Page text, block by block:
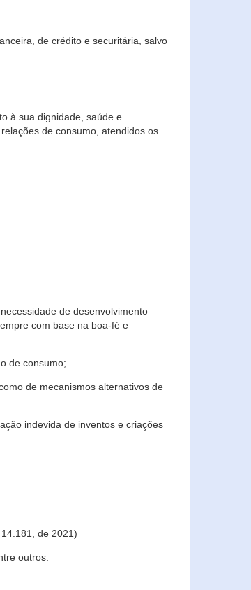
de crédito e securitária, salvo
à sua dignidade, saúde e
de consumo, atendidos os
de desenvolvimento
com base na boa-fé e
de consumo;
de mecanismos alternativos de
indevida de inventos e criações
de 2021)
outros: